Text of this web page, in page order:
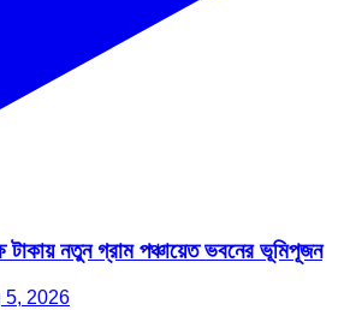
টাকায় নতুন গ্রাম পঞ্চায়েত ভবনের ভূমিপূজন
5, 2026